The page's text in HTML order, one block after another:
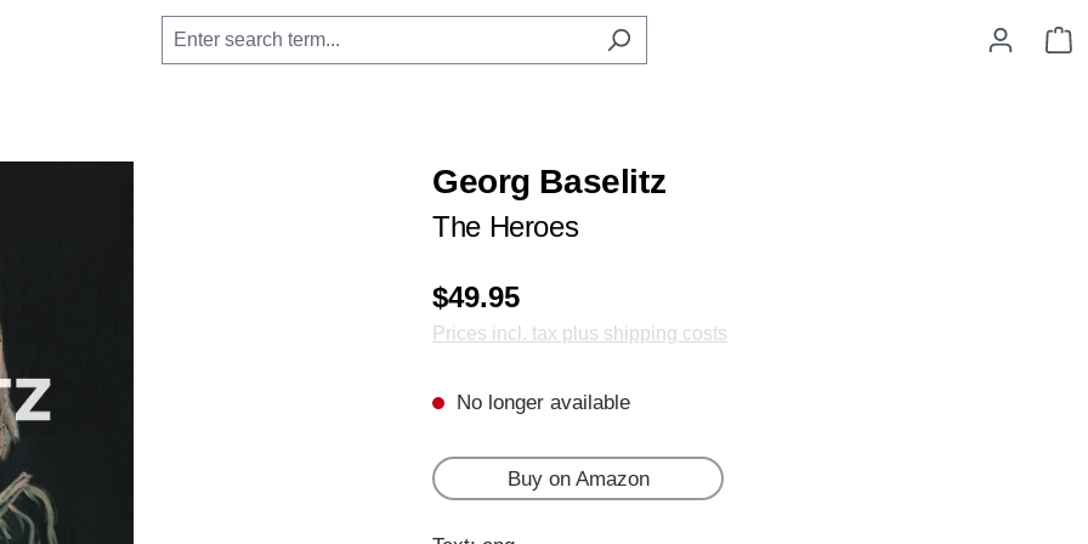
Georg Baselitz
The Heroes
$49.95
Prices incl. tax plus shipping costs
No longer available
Buy on Amazon